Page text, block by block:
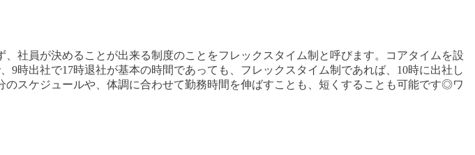
、社員が決めることが出来る制度のことをフレックスタイム制と呼びます。コアタイムを設
9時出社で17時退社が基本の時間であっても、フレックスタイム制であれば、 10時に出社し
のスケジュールや、体調に合わせて勤務時間を伸ばすことも、短くすることも可能です◎ワ